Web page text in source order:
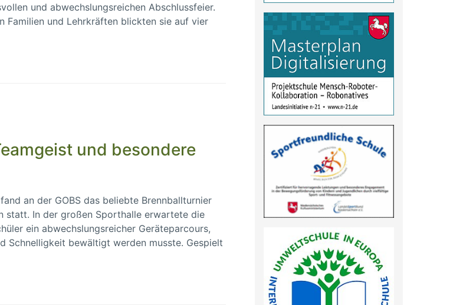
und abwechslungsreichen Abschlussfeier.
Familien und Lehrkräften blickten sie auf vier
und besondere
an der GOBS das beliebte Brennballturnier
statt. In der großen Sporthalle erwartete die
ein abwechslungsreicher Geräteparcours,
Schnelligkeit bewältigt werden musste. Gespielt